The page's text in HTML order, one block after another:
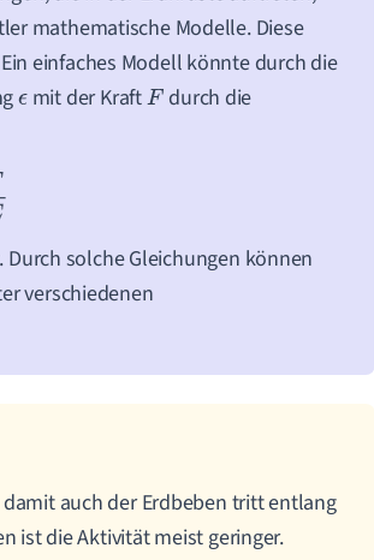
mathematische Modelle. Diese
einfaches Modell könnte durch die
ϵmit der KraftF durch die
solche Gleichungen können
verschiedenen
auch der Erdbeben tritt entlang
ist die Aktivität meist geringer.